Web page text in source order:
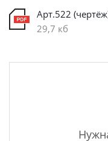
Арт.522
29,7 кб